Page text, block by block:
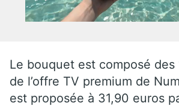
Le bouquet est composé des
de l’offre TV premium de
est proposée à 31,90 euros